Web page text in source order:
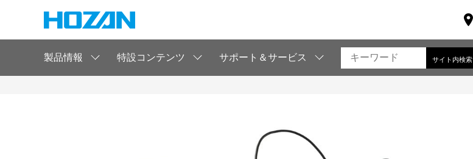
製品情報 特設コンテンツ サポート＆サービス サイト内検索